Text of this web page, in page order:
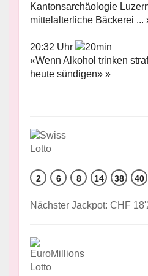
Kantonsarchäologie
mittelalterliche Bäckerei ...
20:32 Uhr
«Wenn Alkohol trinken
heute sündigen» »
2 6 8 14 38 40
Nächster Jackpot: CHF